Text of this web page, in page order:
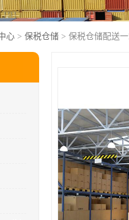
心 > 保税仓储 > 保税仓储配送